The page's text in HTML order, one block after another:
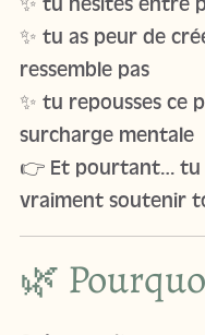
✨ tu hésites entre
✨ tu as peur de
ressemble pas
✨ tu repousses ce
surcharge mentale
👉 Et pourtant… tu
vraiment soutenir
🌿